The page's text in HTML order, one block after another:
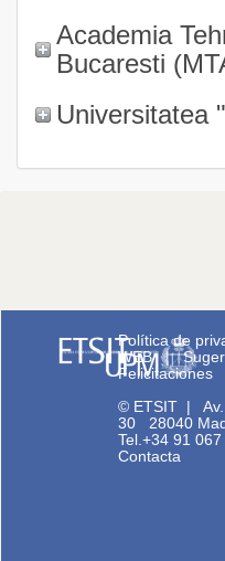
Academia
Bucaresti
Universitatea
Política de
WEB|
Felicitaciones
© ETSIT |
30 28040
Tel.+34 91
Contacta